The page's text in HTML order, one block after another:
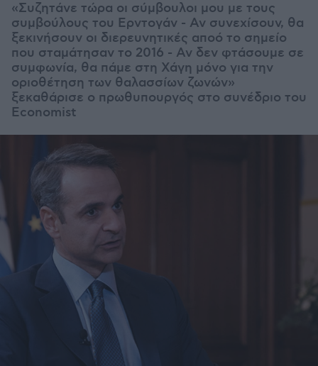
«Συζητάνε τώρα οι σύμβουλοι μου με τους
συμβούλους του Ερντογάν - Αν συνεχίσουν, θα
ξεκινήσουν οι διερευνητικές αποό το σημείο
που σταμάτησαν τo 2016 - Αν δεν φτάσουμε σε
συμφωνία, θα πάμε στη Χάγη μόνο για την
οριοθέτηση των θαλασσίων ζωνών»
ξεκαθάρισε ο πρωθυπουργός στο συνέδριο του
Economist